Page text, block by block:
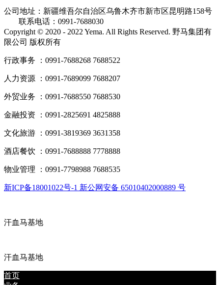
公司地址：新疆维吾尔自治区乌鲁木齐市新市区昆明路158号
联系电话：0991-7688030
Copyright © 2020 - 2022 Yema. All Rights Reserved. 野马集团有
限公司 版权所有
行政事务 ：0991-7688268 7688522
人力资源 ：0991-7689099 7688207
外贸业务 ：0991-7688550 7688530
金融投资 ：0991-2825691 4825888
文化旅游 ：0991-3819369 3631358
酒店餐饮 ：0991-7688888 7778888
物业管理 ：0991-7798988 7688535
新ICP备18001022号-1 新公网安备 65010402000889 号
汗血马基地
汗血马基地
首页